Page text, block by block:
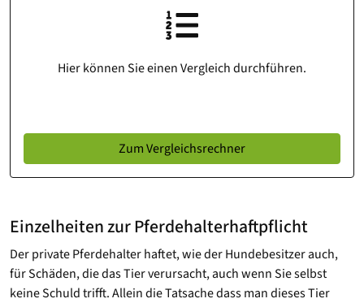
Hier können Sie einen Vergleich durchführen.
Zum Vergleichsrechner
Einzelheiten zur Pferdehalterhaftpflicht
Der private Pferdehalter haftet, wie der Hundebesitzer auch,
für Schäden, die das Tier verursacht, auch wenn Sie selbst
keine Schuld trifft. Allein die Tatsache dass man dieses Tier